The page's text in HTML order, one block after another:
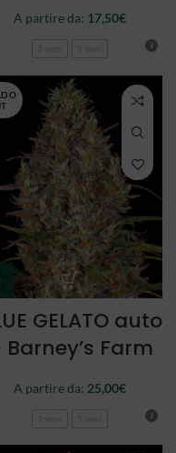
A partire da: 17,50€
O
GELATO auto
Barney’s Farm
A partire da: 25,00€